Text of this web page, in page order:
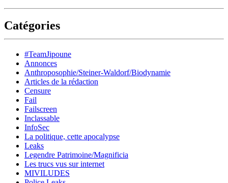
Catégories
#TeamJipoune
Annonces
Anthroposophie/Steiner-Waldorf/Biodynamie
Articles de la rédaction
Censure
Fail
Failscreen
Inclassable
InfoSec
La politique, cette apocalypse
Leaks
Legendre Patrimoine/Magnificia
Les trucs vus sur internet
MIVILUDES